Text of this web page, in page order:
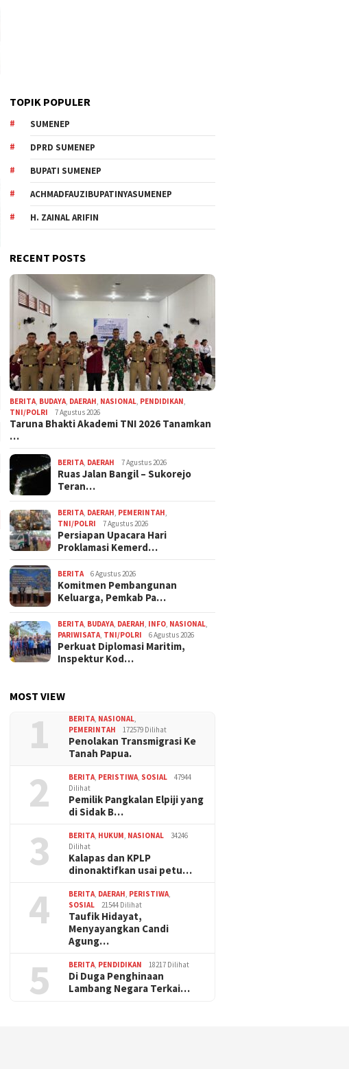
TOPIK POPULER
SUMENEP
DPRD SUMENEP
BUPATI SUMENEP
ACHMADFAUZIBUPATINYASUMENEP
H. ZAINAL ARIFIN
RECENT POSTS
BERITA, BUDAYA, DAERAH, NASIONAL, PENDIDIKAN,
TNI/POLRI
7 Agustus 2026
Taruna Bhakti Akademi TNI 2026 Tanamkan
…
BERITA, DAERAH 7 Agustus 2026
Ruas Jalan Bangil – Sukorejo
Teran…
BERITA, DAERAH, PEMERINTAH,
TNI/POLRI
7 Agustus 2026
Persiapan Upacara Hari
Proklamasi Kemerd…
BERITA 6 Agustus 2026
Komitmen Pembangunan
Keluarga, Pemkab Pa…
BERITA, BUDAYA, DAERAH, INFO, NASIONAL,
PARIWISATA, TNI/POLRI 6 Agustus 2026
Perkuat Diplomasi Maritim,
Inspektur Kod…
MOST VIEW
1 BERITA, NASIONAL,
PEMERINTAH
172579 Dilihat
Penolakan Transmigrasi Ke
Tanah Papua.
2 BERITA, PERISTIWA, SOSIAL
47944
Dilihat
Pemilik Pangkalan Elpiji yang
di Sidak B…
3 BERITA, HUKUM, NASIONAL
34246
Dilihat
Kalapas dan KPLP
dinonaktifkan usai petu…
4 BERITA, DAERAH, PERISTIWA,
SOSIAL
21544 Dilihat
Taufik Hidayat,
Menyayangkan Candi
Agung…
5 BERITA, PENDIDIKAN 18217 Dilihat
Di Duga Penghinaan
Lambang Negara Terkai…